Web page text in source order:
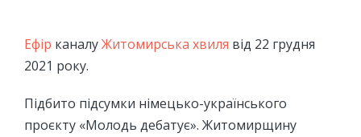
Ефір каналуЖитомирська хвиля від 22 грудня
2021 року.
Підбито підсумки німецько-українського
проєкту «Молодь дебатує». Житомирщину